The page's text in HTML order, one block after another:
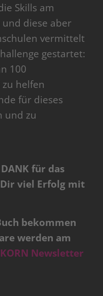
Skills am
diese aber
vermittelt
gestartet:
100
helfen
für dieses
und zu
für das
viel Erfolg mit
bekommen
werden am
Newsletter